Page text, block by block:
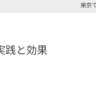
東京
践と効果